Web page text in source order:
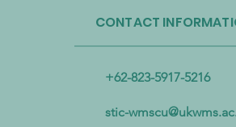
untuk
Sumber
CONTACT
+62-823-5917-5216
stic-